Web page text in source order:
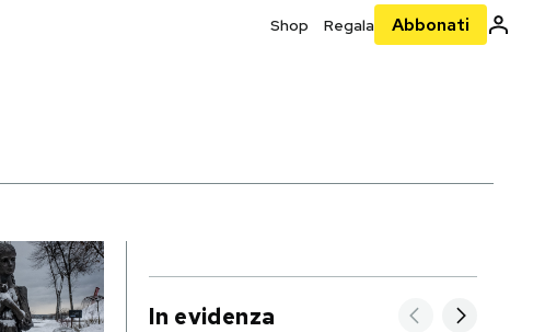
Shop Regala Abbonati
In evidenza